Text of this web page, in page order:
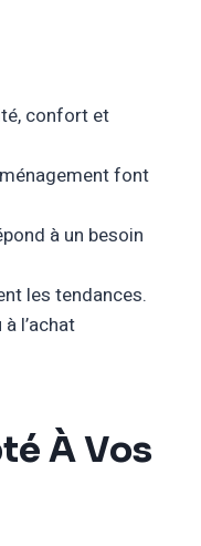
confort et
font
à un besoin
les tendances.
l’achat
À Vos